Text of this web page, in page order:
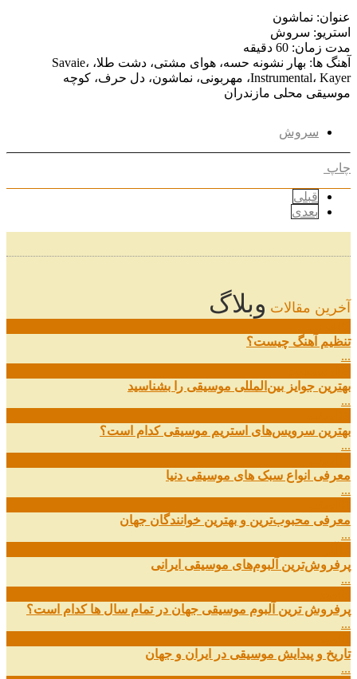
عنوان: نماشون
استریو: سروش
مدت زمان: 60 دقیقه
آهنگ ها: بهار نشونه حسه، هوای مشتی، دشت طلا، Savaie،
Instrumental، Kayer، مهربونی، نماشون، دل حرف، کوچه
موسیقی محلی مازندران
سروش
چاپ
قبلی
بعدی
آخرین مقالات وبلاگ
تنظیم آهنگ چیست؟
...
بهترین جوایز بین‌المللی موسیقی را بشناسید
...
بهترین سرویس‌های استریم موسیقی کدام است؟
...
معرفی انواع سبک های موسیقی دنیا
...
معرفی محبوب‌ترین و بهترین خوانندگان جهان
...
پرفروش‌ترین آلبوم‌های موسیقی ایرانی
...
پرفروش ترین آلبوم موسیقی جهان در تمام سال ها کدام است؟
...
تاریخ و پیدایش موسیقی در ایران و جهان
...